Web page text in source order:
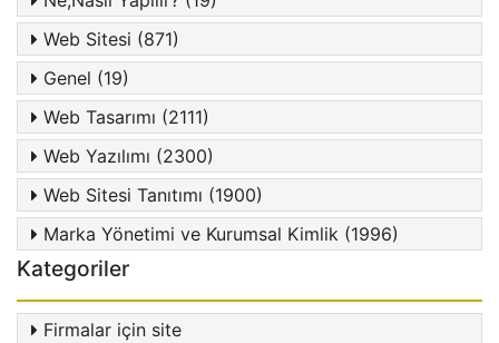
Web Sitesi (871)
Genel (19)
Web Tasarımı (2111)
Web Yazılımı (2300)
Web Sitesi Tanıtımı (1900)
Marka Yönetimi ve Kurumsal Kimlik (1996)
Kategoriler
Firmalar için site